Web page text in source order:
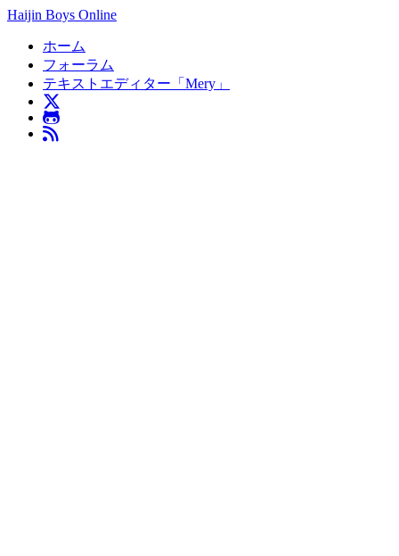
Haijin Boys Online
ホーム
フォーラム
テキストエディター「Mery」